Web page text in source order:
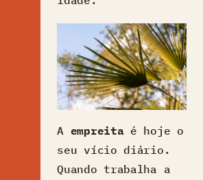
A empreitaé hoje o
seu vício diário.
Quando trabalha a